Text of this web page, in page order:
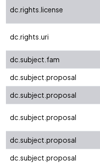
dc.rights.license
dc.rights.uri
dc.subject.fam
dc.subject.proposal
dc.subject.proposal
dc.subject.proposal
dc.subject.proposal
dc.subject.proposal